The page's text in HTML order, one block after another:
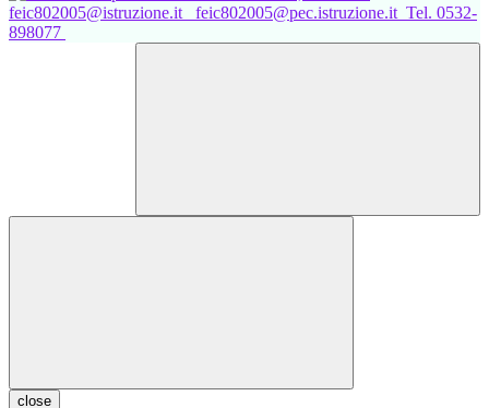
feic802005@istruzione.it feic802005@pec.istruzione.it Tel. 0532-
898077
close